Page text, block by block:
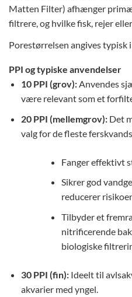
Matten Filter) afhænger
filtrere, og hvilke fisk, rejer
Porestørrelsen angives typisk
PPI og typiske anvendelser
10 PPI (grov):Anvendes
være relevant som et
20 PPI (mellemgrov):Det
valg for de fleste
Fanger effektivt
Sikrer god
reducerer
Tilbyder et
nitrificerende
biologiske
30 PPI (fin):Ideelt til
akvarier med yngel.